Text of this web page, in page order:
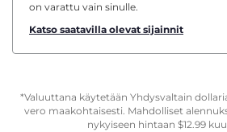
on varattu vain sinulle.
Katso saatavilla olevat sijainnit
*Valuuttana käytetään Yhdysvaltain
vero maakohtaisesti. Mahdolliset
nykyiseen hintaan $12.99